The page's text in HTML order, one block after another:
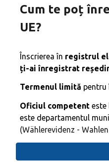
Cum te poț
UE?
Înscrierea în registrul
ți-ai înregistrat
Termenul limită pentru
Oficiul competent este
este departamentul
(Wählerevidenz -